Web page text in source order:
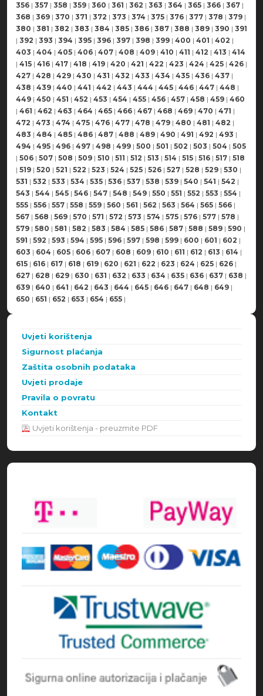
356 | 357 | 358 | 359 | 360 | 361 | 362 | 363 | 364 | 365 | 366 | 367 |
368 | 369 | 370 | 371 | 372 | 373 | 374 | 375 | 376 | 377 | 378 | 379 |
380 | 381 | 382 | 383 | 384 | 385 | 386 | 387 | 388 | 389 | 390 | 391
| 392 | 393 | 394 | 395 | 396 | 397 | 398 | 399 | 400 | 401 | 402 |
403 | 404 | 405 | 406 | 407 | 408 | 409 | 410 | 411 | 412 | 413 | 414
| 415 | 416 | 417 | 418 | 419 | 420 | 421 | 422 | 423 | 424 | 425 | 426 |
427 | 428 | 429 | 430 | 431 | 432 | 433 | 434 | 435 | 436 | 437 |
438 | 439 | 440 | 441 | 442 | 443 | 444 | 445 | 446 | 447 | 448 |
449 | 450 | 451 | 452 | 453 | 454 | 455 | 456 | 457 | 458 | 459 | 460
| 461 | 462 | 463 | 464 | 465 | 466 | 467 | 468 | 469 | 470 | 471 |
472 | 473 | 474 | 475 | 476 | 477 | 478 | 479 | 480 | 481 | 482 |
483 | 484 | 485 | 486 | 487 | 488 | 489 | 490 | 491 | 492 | 493 |
494 | 495 | 496 | 497 | 498 | 499 | 500 | 501 | 502 | 503 | 504 | 505
| 506 | 507 | 508 | 509 | 510 | 511 | 512 | 513 | 514 | 515 | 516 | 517 | 518
| 519 | 520 | 521 | 522 | 523 | 524 | 525 | 526 | 527 | 528 | 529 | 530 |
531 | 532 | 533 | 534 | 535 | 536 | 537 | 538 | 539 | 540 | 541 | 542 |
543 | 544 | 545 | 546 | 547 | 548 | 549 | 550 | 551 | 552 | 553 | 554 |
555 | 556 | 557 | 558 | 559 | 560 | 561 | 562 | 563 | 564 | 565 | 566 |
567 | 568 | 569 | 570 | 571 | 572 | 573 | 574 | 575 | 576 | 577 | 578 |
579 | 580 | 581 | 582 | 583 | 584 | 585 | 586 | 587 | 588 | 589 | 590 |
591 | 592 | 593 | 594 | 595 | 596 | 597 | 598 | 599 | 600 | 601 | 602 |
603 | 604 | 605 | 606 | 607 | 608 | 609 | 610 | 611 | 612 | 613 | 614 |
615 | 616 | 617 | 618 | 619 | 620 | 621 | 622 | 623 | 624 | 625 | 626 |
627 | 628 | 629 | 630 | 631 | 632 | 633 | 634 | 635 | 636 | 637 | 638 |
639 | 640 | 641 | 642 | 643 | 644 | 645 | 646 | 647 | 648 | 649 |
650 | 651 | 652 | 653 | 654 | 655 |
Uvjeti korištenja
Sigurnost plaćanja
Zaštita osobnih podataka
Uvjeti prodaje
Pravila o povratu
Kontakt
Uvjeti korištenja - preuzmite PDF